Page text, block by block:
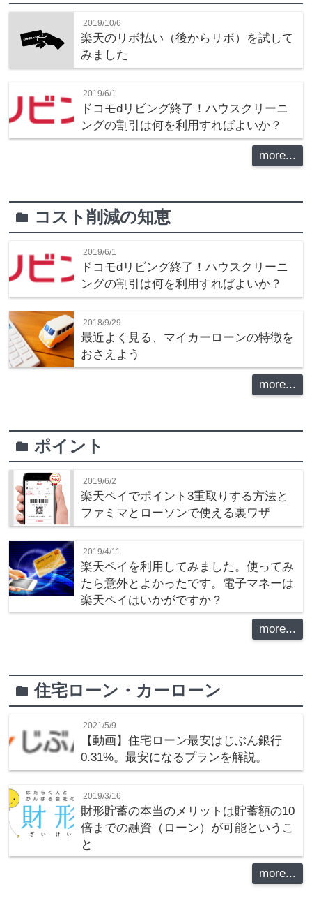
2019/10/6
楽天のリボ払い（後からリボ）を試して
みました
2019/6/1
ドコモdリビング終了！ハウスクリーニ
ングの割引は何を利用すればよいか？
more...
folder コスト削減の知恵
2019/6/1
ドコモdリビング終了！ハウスクリーニ
ングの割引は何を利用すればよいか？
2018/9/29
最近よく見る、マイカーローンの特徴を
おさえよう
more...
folderポイント
2019/6/2
楽天ペイでポイント3重取りする方法と
ファミマとローソンで使える裏ワザ
2019/4/11
楽天ペイを利用してみました。使ってみ
たら意外とよかったです。電子マネーは
楽天ペイはいかがですか？
more...
folder住宅ローン・カーローン
2021/5/9
【動画】住宅ローン最安はじぶん銀行
0.31%。最安になるプランを解説。
2019/3/16
財形貯蓄の本当のメリットは貯蓄額の10
倍までの融資（ローン）が可能というこ
と
more...